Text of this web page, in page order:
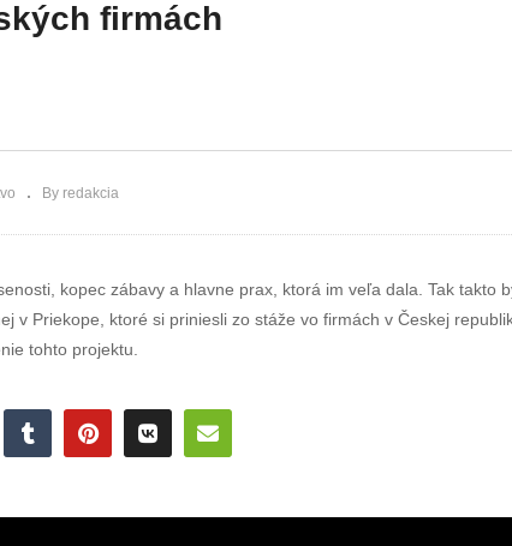
čo už vedia
firmách
By redakcia
kopec zábavy a hlavne prax, ktorá im veľa dala. Tak takto
v Priekope, ktoré si priniesli zo stáže vo firmách v Českej
tohto projektu.